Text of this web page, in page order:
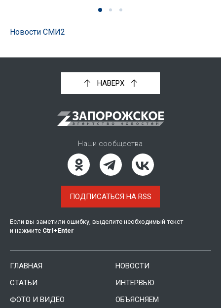
Новости СМИ2
НАВЕРХ
Наши сообщества
ПОДПИСАТЬСЯ НА RSS
Если вы заметили ошибку, выделите необходимый текст
и нажмите Ctrl +Enter
ГЛАВНАЯ
НОВОСТИ
СТАТЬИ
ИНТЕРВЬЮ
ФОТО И ВИДЕО
ОБЪЯСНЯЕМ